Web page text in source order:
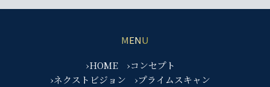
MENU
›HOME
›コンセプト
›ネクストビジョン
›プライムスキャン